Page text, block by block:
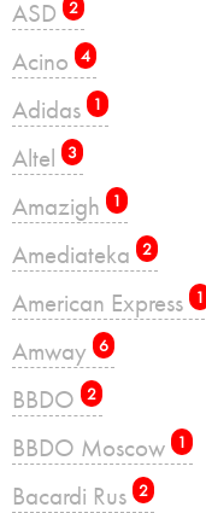
ASD 2
Acino 4
Adidas 1
Altel 3
Amazigh 1
Amediateka 2
American Express 1
Amway 6
BBDO 2
BBDO Moscow 1
Bacardi Rus 2